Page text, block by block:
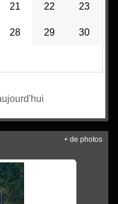
21 22 23
28 29 30
+ de photos